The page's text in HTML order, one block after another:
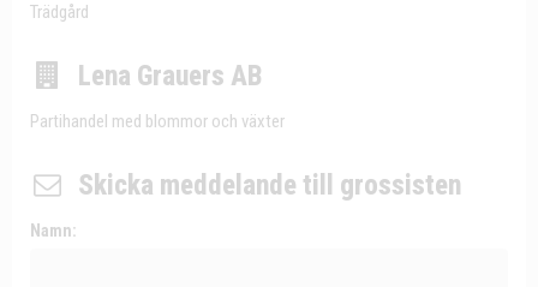
Trädgård
Lena Grauers AB
Partihandel med blommor och växter
Skicka meddelande till grossisten
Namn: